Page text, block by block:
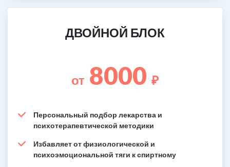
ДВОЙНОЙ БЛОК
от 8000 ₽
Персональный подбор лекарства и
психотерапевтической методики
Избавляет от физиологической и
психоэмоциональной тяги к спиртному